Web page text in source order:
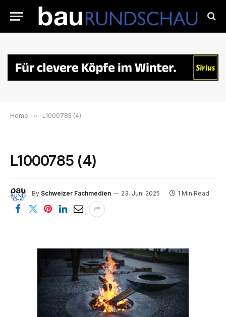
Home » L1000785 (4)
L1000785 (4)
By Schweizer Fachmedien 23. Juni 2025 1 Min Read